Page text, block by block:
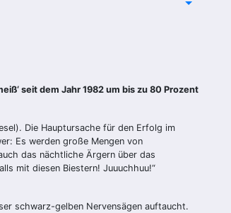
seit dem Jahr 1982 um bis zu 80 Prozent
Die Hauptursache für den Erfolg im
Es werden große Mengen von
das nächtliche Ärgern über das
mit diesen Biestern! Juuuchhuu!“
schwarz-gelben Nervensägen auftaucht.